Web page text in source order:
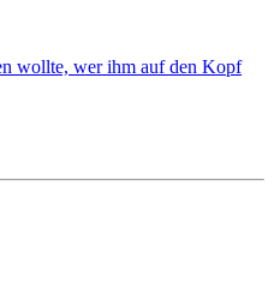
wollte, wer ihm auf den Kopf